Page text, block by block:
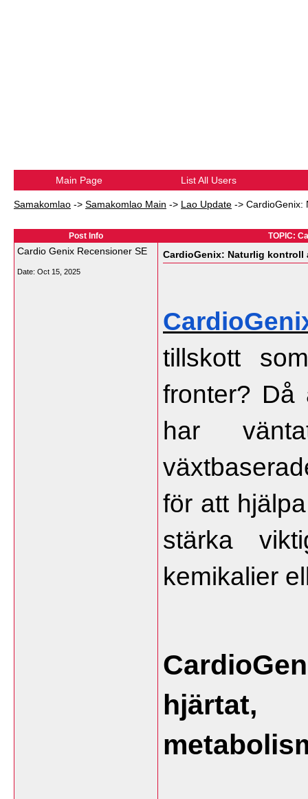
Main Page List All Users
Samakomlao -> Samakomlao Main -> Lao Update -> CardioGenix:
Post Info TOPIC:
Cardio Genix Recensioner SE
Date: Oct 15, 2025
CardioGenix: Naturlig
tillskott
fronter?
har
för att
stärka
kemikalier